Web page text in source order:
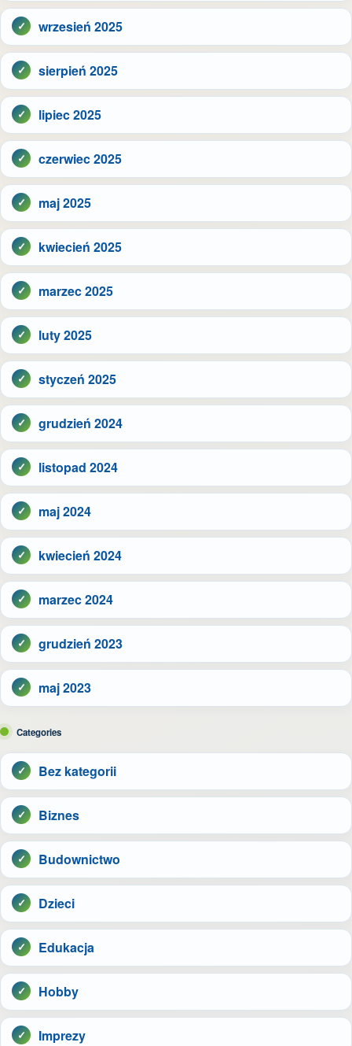
wrzesień 2025
sierpień 2025
lipiec 2025
czerwiec 2025
maj 2025
kwiecień 2025
marzec 2025
luty 2025
styczeń 2025
grudzień 2024
listopad 2024
maj 2024
kwiecień 2024
marzec 2024
grudzień 2023
maj 2023
Categories
Bez kategorii
Biznes
Budownictwo
Dzieci
Edukacja
Hobby
Imprezy